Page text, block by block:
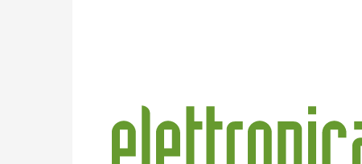
Elettronica
News